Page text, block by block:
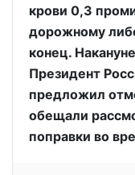
крови 0,3
дорожному
конец.
Президент
предложил
обещали
поправки во